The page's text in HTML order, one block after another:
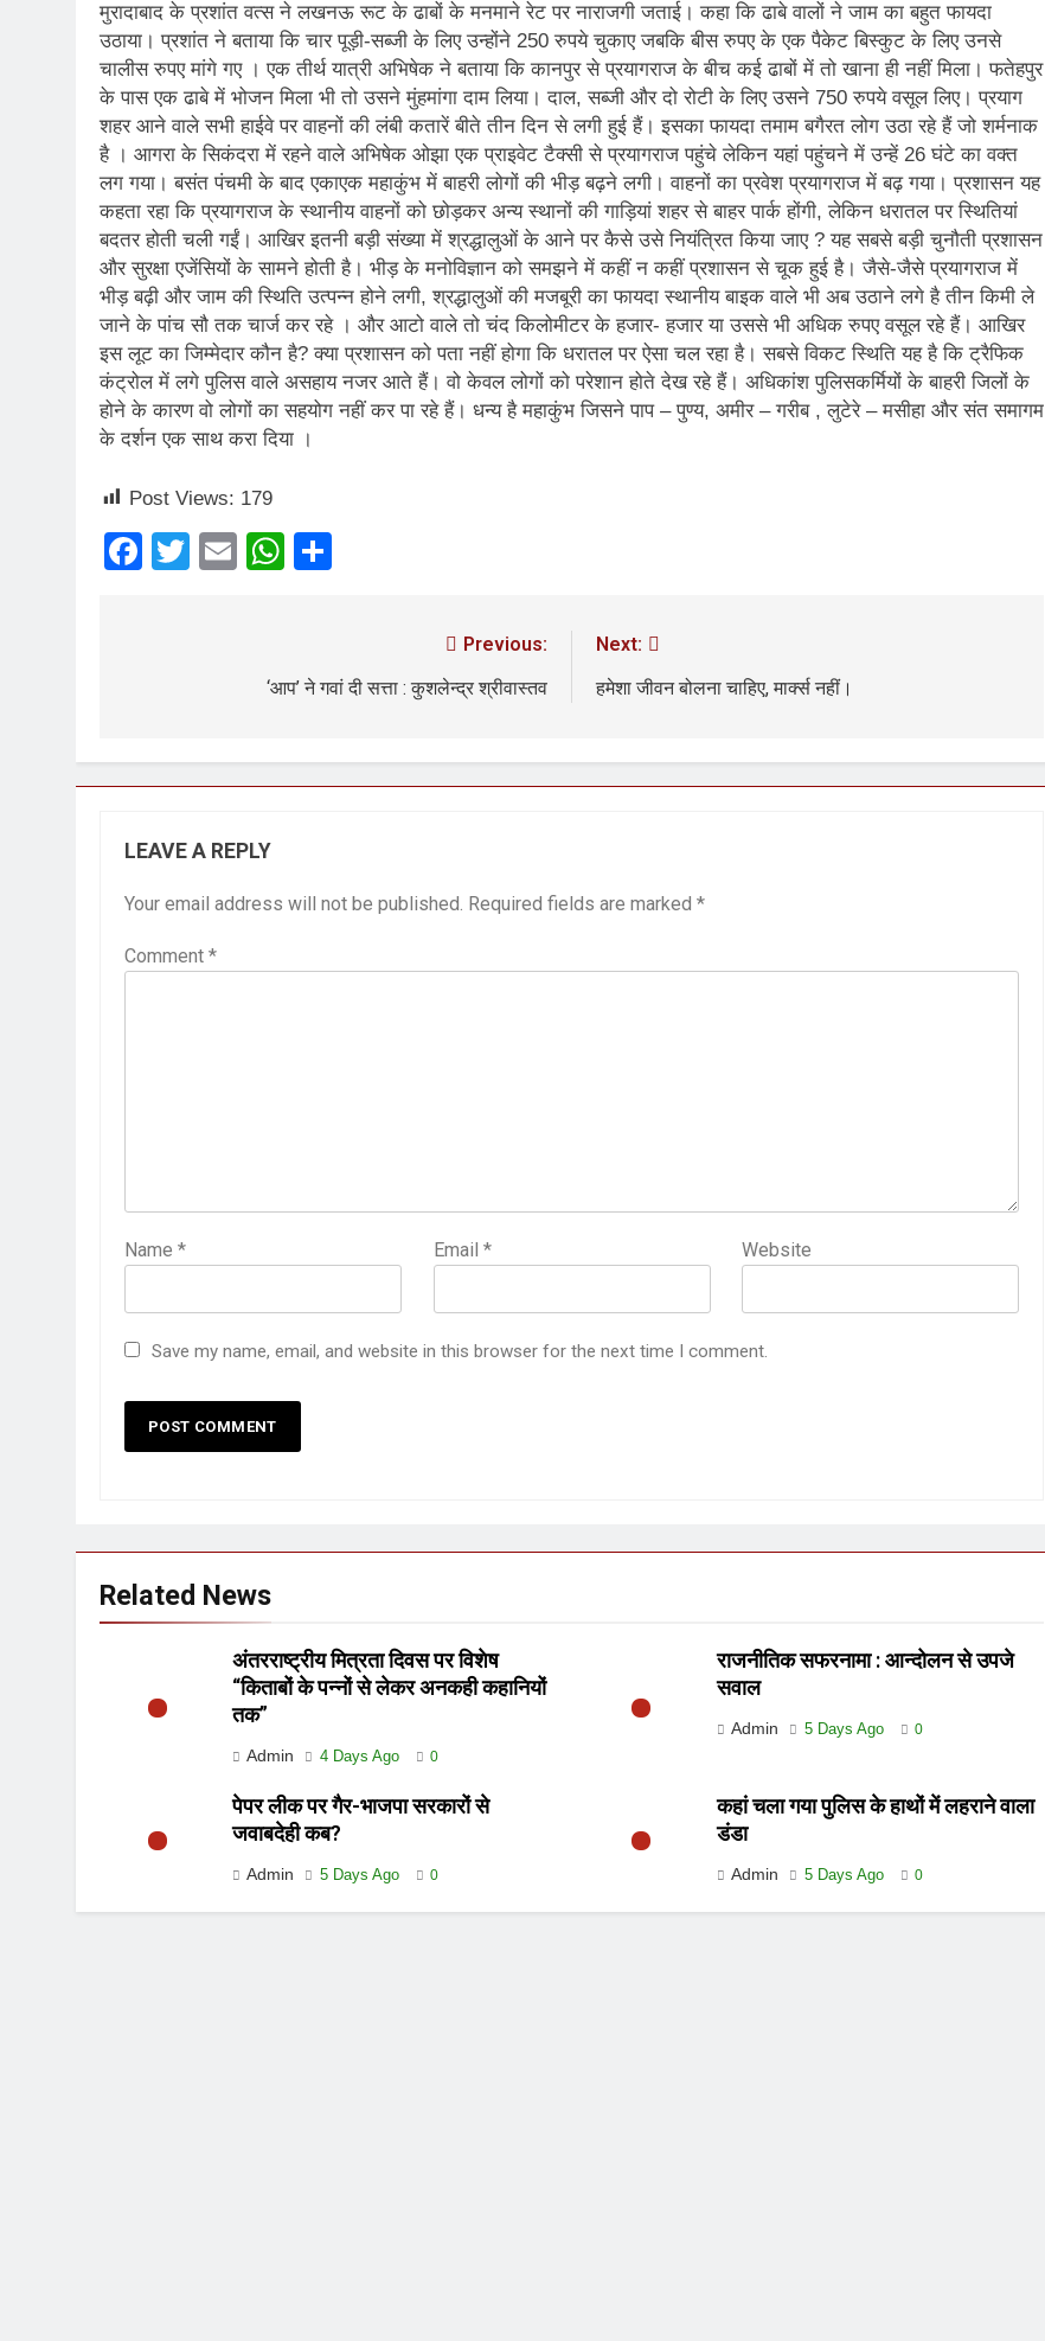
मुरादाबाद के प्रशांत वत्स ने लखनऊ रूट के ढाबों के मनमाने रेट पर नाराजगी जताई। कहा कि ढाबे वालों ने जाम का बहुत फायदा
उठाया। प्रशांत ने बताया कि चार पूड़ी-सब्जी के लिए उन्होंने 250 रुपये चुकाए जबकि बीस रुपए के एक पैकेट बिस्कुट के लिए उनसे
चालीस रुपए मांगे गए । एक तीर्थ यात्री अभिषेक ने बताया कि कानपुर से प्रयागराज के बीच कई ढाबों में तो खाना ही नहीं मिला। फतेहपुर
के पास एक ढाबे में भोजन मिला भी तो उसने मुंहमांगा दाम लिया। दाल, सब्जी और दो रोटी के लिए उसने 750 रुपये वसूल लिए। प्रयाग
शहर आने वाले सभी हाईवे पर वाहनों की लंबी कतारें बीते तीन दिन से लगी हुई हैं। इसका फायदा तमाम बगैरत लोग उठा रहे हैं जो शर्मनाक
है । आगरा के सिकंदरा में रहने वाले अभिषेक ओझा एक प्राइवेट टैक्सी से प्रयागराज पहुंचे लेकिन यहां पहुंचने में उन्हें 26 घंटे का वक्त
लग गया। बसंत पंचमी के बाद एकाएक महाकुंभ में बाहरी लोगों की भीड़ बढ़ने लगी। वाहनों का प्रवेश प्रयागराज में बढ़ गया। प्रशासन यह
कहता रहा कि प्रयागराज के स्थानीय वाहनों को छोड़कर अन्य स्थानों की गाड़ियां शहर से बाहर पार्क होंगी, लेकिन धरातल पर स्थितियां
बदतर होती चली गईं। आखिर इतनी बड़ी संख्या में श्रद्धालुओं के आने पर कैसे उसे नियंत्रित किया जाए ? यह सबसे बड़ी चुनौती प्रशासन
और सुरक्षा एजेंसियों के सामने होती है। भीड़ के मनोविज्ञान को समझने में कहीं न कहीं प्रशासन से चूक हुई है। जैसे-जैसे प्रयागराज में
भीड़ बढ़ी और जाम की स्थिति उत्पन्न होने लगी, श्रद्धालुओं की मजबूरी का फायदा स्थानीय बाइक वाले भी अब उठाने लगे है तीन किमी ले
जाने के पांच सौ तक चार्ज कर रहे । और आटो वाले तो चंद किलोमीटर के हजार- हजार या उससे भी अधिक रुपए वसूल रहे हैं। आखिर
इस लूट का जिम्मेदार कौन है? क्या प्रशासन को पता नहीं होगा कि धरातल पर ऐसा चल रहा है। सबसे विकट स्थिति यह है कि ट्रैफिक
कंट्रोल में लगे पुलिस वाले असहाय नजर आते हैं। वो केवल लोगों को परेशान होते देख रहे हैं। अधिकांश पुलिसकर्मियों के बाहरी जिलों के
होने के कारण वो लोगों का सहयोग नहीं कर पा रहे हैं। धन्य है महाकुंभ जिसने पाप – पुण्य, अमीर – गरीब , लुटेरे – मसीहा और संत समागम
के दर्शन एक साथ करा दिया ।
Post Views: 179
Facebook
Twitter
EmailWhatsApp
Previous:
‘आप’ ने गवां दी सत्ता : कुशलेन्द्र श्रीवास्तव
Next:
हमेशा जीवन बोलना चाहिए, मार्क्स नहीं।
LEAVE A REPLY
Your email address will not be published. Required fields are marked *
Comment *
Name * Email * Website
Save my name, email, and website in this browser for the next time I comment.
Related News
अंतरराष्ट्रीय मित्रता दिवस पर विशेष
“किताबों के पन्नों से लेकर अनकही कहानियों
तक”
Admin 4 Days Ago 0
राजनीतिक सफरनामा : आन्दोलन से उपजे
सवाल
Admin 5 Days Ago 0
पेपर लीक पर गैर-भाजपा सरकारों से
जवाबदेही कब?
Admin 5 Days Ago 0
कहां चला गया पुलिस के हाथों में लहराने वाला
डंडा
Admin 5 Days Ago 0